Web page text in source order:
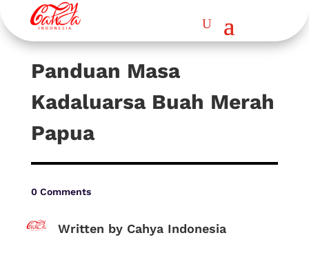
Panduan Masa
Kadaluarsa Buah Merah
Papua
0 Comments
Written by Cahya Indonesia